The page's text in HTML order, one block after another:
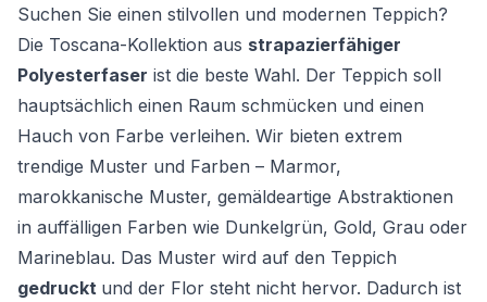
Suchen Sie einen stilvollen und modernen Teppich?
Die Toscana-Kollektion aus strapazierfähiger
Polyesterfaser ist die beste Wahl. Der Teppich soll
hauptsächlich einen Raum schmücken und einen
Hauch von Farbe verleihen. Wir bieten extrem
trendige Muster und Farben – Marmor,
marokkanische Muster, gemäldeartige Abstraktionen
in auffälligen Farben wie Dunkelgrün, Gold, Grau oder
Marineblau. Das Muster wird auf den Teppich
gedruckt und der Flor steht nicht hervor. Dadurch ist